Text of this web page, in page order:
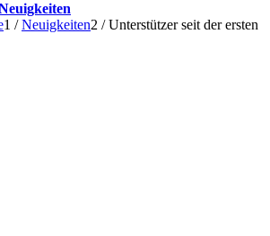
1 / Neuigkeiten2 / Unterstützer seit der ersten